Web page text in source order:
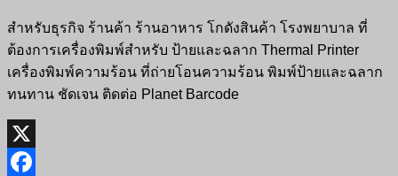
สำหรับธุรกิจ ร้านค้า ร้านอาหาร โกดังสินค้า โรงพยาบาล ที่
ต้องการเครื่องพิมพ์สำหรับ ป้ายและฉลาก Thermal Printer
เครื่องพิมพ์ความร้อน ที่ถ่ายโอนความร้อน พิมพ์ป้ายและฉลาก
ทนทาน ชัดเจน ติดต่อ Planet Barcode
X